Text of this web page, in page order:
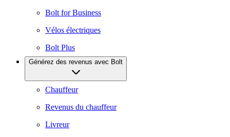
Bolt for Business
Vélos électriques
Bolt Plus
Générez des revenus avec Bolt
Chauffeur
Revenus du chauffeur
Livreur